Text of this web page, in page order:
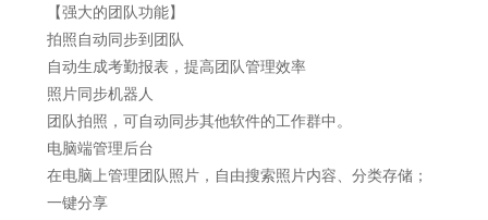
【强大的团队功能】
拍照自动同步到团队
自动生成考勤报表，提高团队管理效率
照片同步机器人
团队拍照，可自动同步其他软件的工作群中。
电脑端管理后台
在电脑上管理团队照片，自由搜索照片内容、分类存储；
一键分享